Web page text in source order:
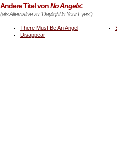
Andere Titel vonNo Angels:
(als Alternative zu "Daylight In Your Eyes")
There Must Be An Angel
Disappear